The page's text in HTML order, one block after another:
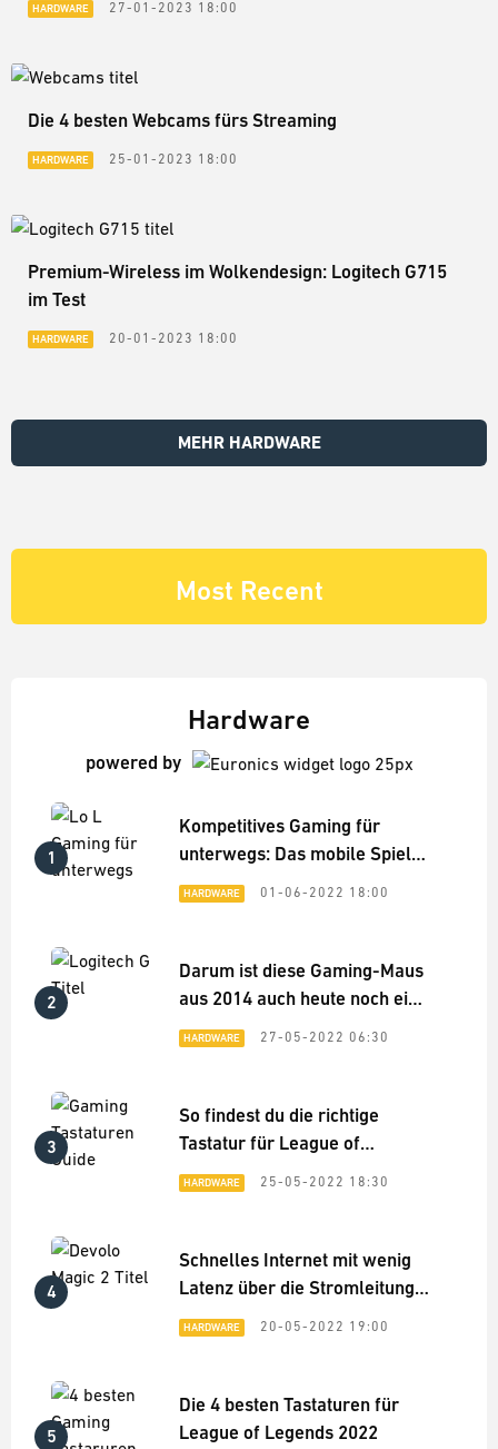
HARDWARE 27-01-2023 18:00
Die 4 besten Webcams fürs Streaming
HARDWARE 25-01-2023 18:00
Premium-Wireless im Wolkendesign: Logitech G715
im Test
HARDWARE 20-01-2023 18:00
MEHR HARDWARE
Hardware
powered by
1
Kompetitives Gaming für
unterwegs: Das mobile Spiele-
Setup für League of Legends
HARDWARE 01-06-2022 18:00
2
Darum ist diese Gaming-Maus
aus 2014 auch heute noch eine
Top-Empfehlung
HARDWARE 27-05-2022 06:30
3
So findest du die richtige
Tastatur für League of
Legends - Hardware-Guide
HARDWARE 25-05-2022 18:30
4
Schnelles Internet mit wenig
Latenz über die Stromleitung
im ganzen Haus: Devolo Magic
2 Praxis-Test
HARDWARE 20-05-2022 19:00
5
Die 4 besten Tastaturen für
League of Legends 2022
Most Recent